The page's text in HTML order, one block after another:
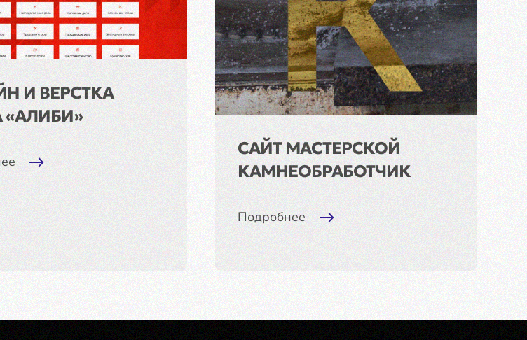
И ВЕРСТКА
«АЛИБИ»
САЙТ МАСТЕРСКОЙ
КАМНЕОБРАБОТЧИК
Подробнее